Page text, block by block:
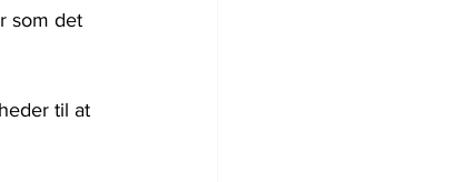
som det
til at